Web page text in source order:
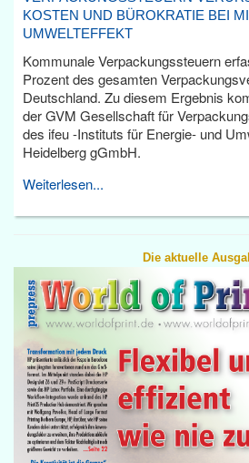
KOSTEN UND BÜROKRATIE BEI
UMWELTEFFEKT
Kommunale Verpackungssteuern
Prozent des gesamten
Deutschland. Zu diesem Ergebnis
der GVM Gesellschaft für
des ifeu -Instituts für Energie- und
Heidelberg gGmbH.
Weiterlesen...
Die aktuelle